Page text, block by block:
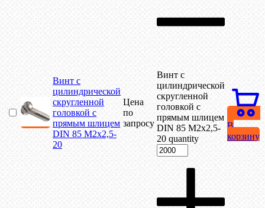
Винт с
цилиндрической
скругленной
головкой с
прямым шлицем
DIN 85 М2х2,5-
20
Цена
по
запросу
Винт с
цилиндрической
скругленной
головкой с
прямым шлицем
DIN 85 М2х2,5-
20 quantity
В
корзину